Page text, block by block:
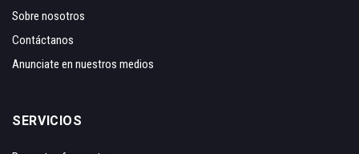
Sobre nosotros
Contáctanos
Anunciate en nuestros medios
SERVICIOS